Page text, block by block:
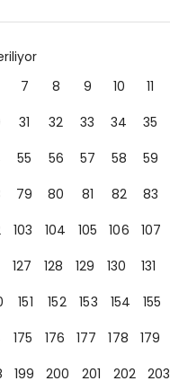
7 8 9 10 11
31 32 33 34 35
55 56 57 58 59
79 80 81 82 83
103 104 105 106 107
127 128 129 130 131
151 152 153 154 155
175 176 177 178 179
199 200 201 202 203